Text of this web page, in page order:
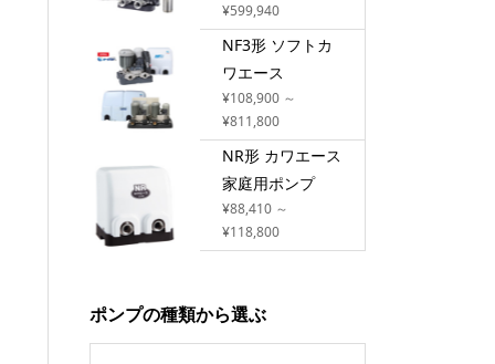
¥599,940
NF3形 ソフトカ
ワエース
¥108,900 ～
¥811,800
NR形 カワエース
家庭用ポンプ
¥88,410 ～
¥118,800
ポンプの種類から選ぶ